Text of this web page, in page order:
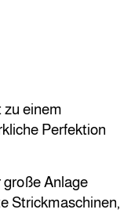
zu einem
Perfektion
Anlage
Strickmaschinen,